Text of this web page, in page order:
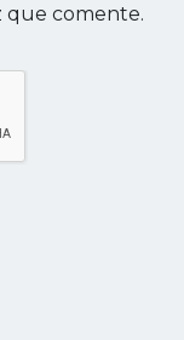
que comente.